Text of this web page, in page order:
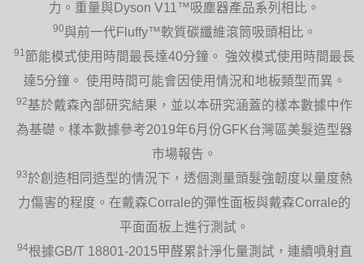
力。重量與Dyson V11™吸塵器產品系列相比。
90與前一代Fluffy™軟質碳纖維滾筒吸頭相比。
91 節能模式使用時間最長達40分鐘。 強效模式使用時間最長
達5分鐘。 使用時間可能會因使用情況和地板類型而異。
92基於戴森內部研究結果，並以本研究涵蓋的樣本數據中作
為基礎。樣本數據參考2019年6月份GFK台灣區美髮造型器
市場報告。
93於創造相同造型的情況下，透個測量頭髮強韌度以量度熱
力傷害的程度。在戴森Corrale的彈性面板與戴森Corrale的
平面面板上進行測試。
94根據GB/T 18801-2015甲醛累計淨化量測試，連續噴射直